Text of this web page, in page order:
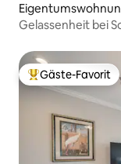
Gelassenheit bei
Beliebter Gäste-
Gäste-Favorit